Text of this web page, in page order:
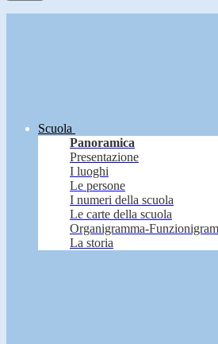
Scuola
Panoramica
Presentazione
I luoghi
Le persone
I numeri della scuola
Le carte della scuola
Organigramma-
La storia